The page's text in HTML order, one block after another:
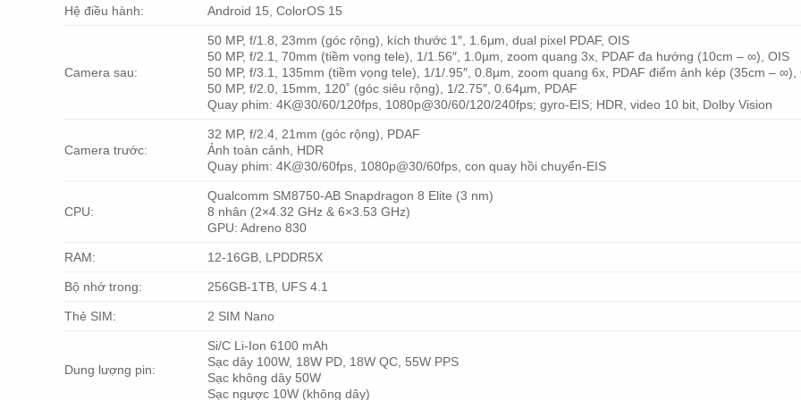
Hệ điều hành: Android 15, ColorOS 15
Camera sau:
50 MP, f/1.8, 23mm (góc rộng), kích thước 1″, 1.6µm, dual pixel PDAF, OIS
50 MP, f/2.1, 70mm (tiềm vọng tele), 1/1.56″, 1.0µm, zoom quang 3x, PDAF đa hướng (10cm – ∞), OIS
50 MP, f/3.1, 135mm (tiềm vọng tele), 1/1/.95″, 0.8µm, zoom quang 6x, PDAF điểm ảnh kép (35cm – ∞),
50 MP, f/2.0, 15mm, 120˚ (góc siêu rộng), 1/2.75″, 0.64µm, PDAF
Quay phim: 4K@30/60/120fps, 1080p@30/60/120/240fps; gyro-EIS; HDR, video 10 bit, Dolby Vision
Camera trước:
32 MP, f/2.4, 21mm (góc rộng), PDAF
Ảnh toàn cảnh, HDR
Quay phim: 4K@30/60fps, 1080p@30/60fps, con quay hồi chuyển-EIS
CPU:
Qualcomm SM8750-AB Snapdragon 8 Elite (3 nm)
8 nhân (2×4.32 GHz & 6×3.53 GHz)
GPU: Adreno 830
RAM: 12-16GB, LPDDR5X
Bộ nhớ trong: 256GB-1TB, UFS 4.1
Thẻ SIM: 2 SIM Nano
Dung lượng pin:
Si/C Li-Ion 6100 mAh
Sạc dây 100W, 18W PD, 18W QC, 55W PPS
Sạc không dây 50W
Sạc ngược 10W (không dây)